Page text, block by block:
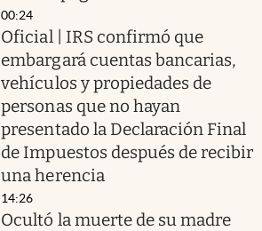
00:24
Oficial | IRS confirmó que
embargará cuentas bancarias,
vehículos y propiedades de
personas que no hayan
presentado la Declaración Final
de Impuestos después de recibir
una herencia
14:26
Ocultó la muerte de su madre